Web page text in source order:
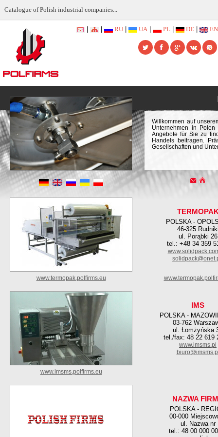
Catalogue of Polish industrial companies...
RU UA PL DE EN
Willkommen auf
Unternehmen in Polen
Angebote für Sie zu
Handels beitragen.
Gesellschaften und
POLSKA -
46-325
ul. Porąbki 26
tel.: +48 34 359
www.termopak.polfirms.eu
IMS
POLSKA -
03-762
ul. Łomżyńska
tel./fax: 48 22 619
www.imsms.pl
www.imsms.polfirms.eu
NAZWA
POLSKA -
00-000
ul. Nazwa nr
tel.: 48 00 000